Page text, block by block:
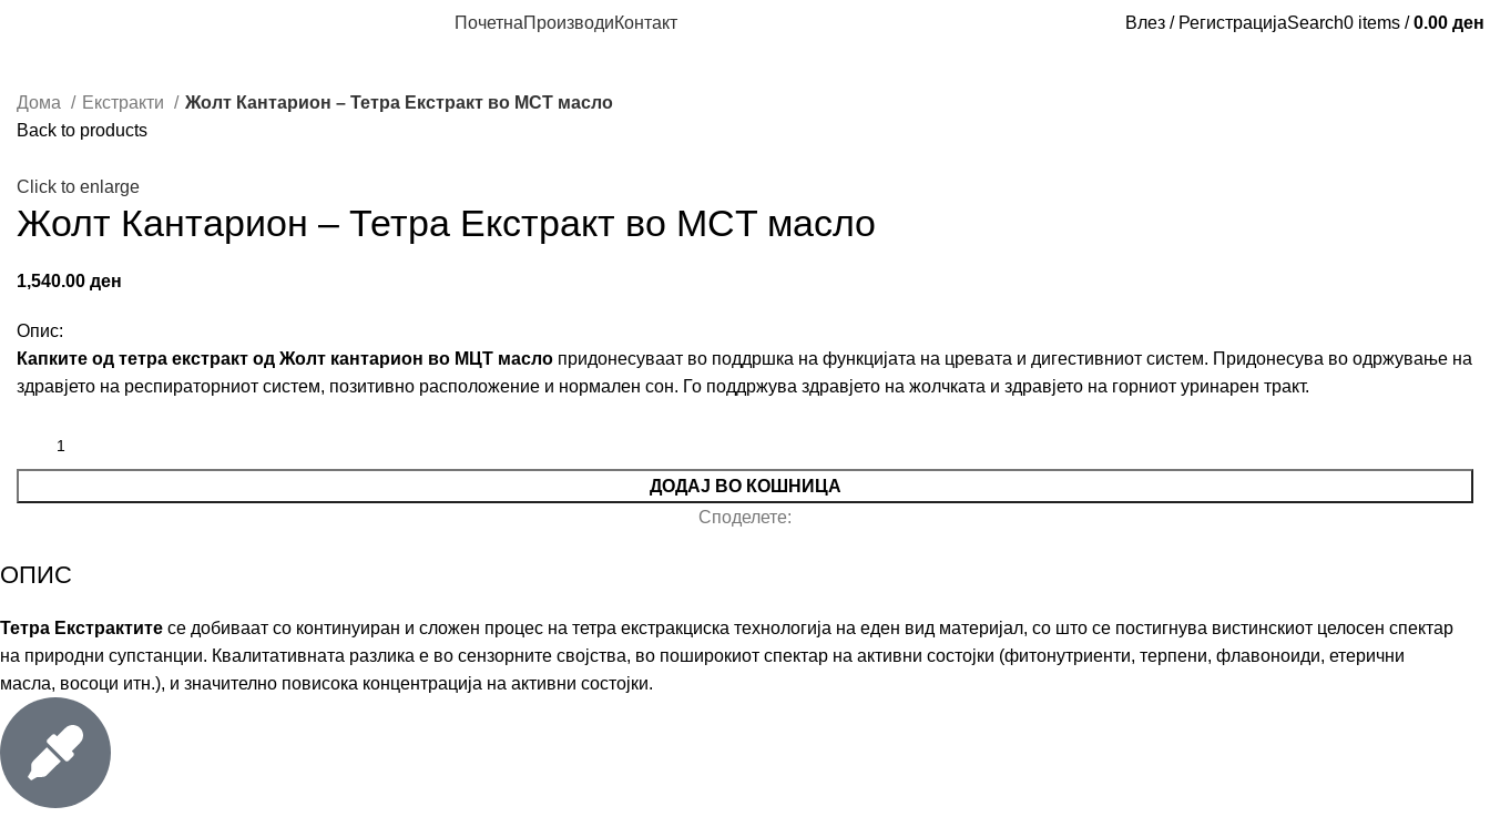
ПочетнаПроизводиКонтакт Влез / РегистрацијаSearch0 items / 0.00 ден
Дома Екстракти
Жолт Кантарион – Тетра Екстракт во MCT масло
Back to products
Click to enlarge
Жолт Кантарион – Тетра Екстракт во MCT масло
1,540.00 ден
Опис:
Капките од тетра екстракт од Жолт кантарион во МЦТ масло придонесуваат во поддршка на функцијата на цревата и дигестивниот систем. Придонесува во одржување на
здравјето на респираторниот систем, позитивно расположение и нормален сон. Го поддржува здравјето на жолчката и здравјето на горниот уринарен тракт.
ДОДАЈ ВО КОШНИЦА
Споделете:
ОПИС
Тетра Екстрактите се добиваат со континуиран и сложен процес на тетра екстракциска технологија на еден вид материјал, со што се постигнува вистинскиот целосен спектар
на природни супстанции. Квалитативната разлика е во сензорните својства, во поширокиот спектар на активни состојки (фитонутриенти, терпени, флавоноиди, етерични
масла, восоци итн.), и значително повисока концентрација на активни состојки.